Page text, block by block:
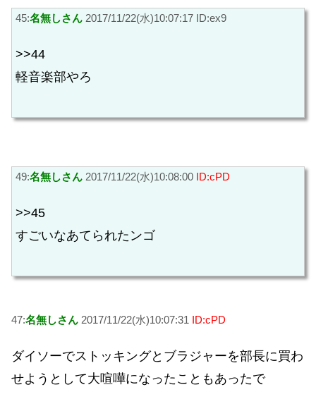
45:名無しさん 2017/11/22(水)10:07:17 ID:ex9
>>44
軽音楽部やろ
49:名無しさん 2017/11/22(水)10:08:00 ID:cPD
>>45
すごいなあてられたンゴ
47:名無しさん 2017/11/22(水)10:07:31 ID:cPD
ダイソーでストッキングとブラジャーを部長に買わ
せようとして大喧嘩になったこともあったで